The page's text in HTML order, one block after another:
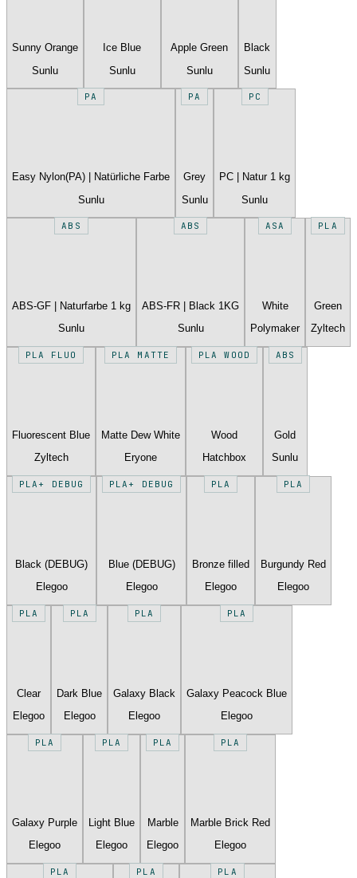
Sunny Orange
Sunlu
Ice Blue
Sunlu
Apple Green
Sunlu
Black
Sunlu
PA
Easy Nylon(PA) | Natürliche Farbe
Sunlu
PA
Grey
Sunlu
PC
PC | Natur 1 kg
Sunlu
ABS
ABS-GF | Naturfarbe 1 kg
Sunlu
ABS
ABS-FR | Black 1KG
Sunlu
ASA
White
Polymaker
PLA
Green
Zyltech
PLA FLUO
Fluorescent Blue
Zyltech
PLA MATTE
Matte Dew White
Eryone
PLA WOOD
Wood
Hatchbox
ABS
Gold
Sunlu
PLA+ DEBUG
Black (DEBUG)
Elegoo
PLA+ DEBUG
Blue (DEBUG)
Elegoo
PLA
Bronze filled
Elegoo
PLA
Burgundy Red
Elegoo
PLA
Clear
Elegoo
PLA
Dark Blue
Elegoo
PLA
Galaxy Black
Elegoo
PLA
Galaxy Peacock Blue
Elegoo
PLA
Galaxy Purple
Elegoo
PLA
Light Blue
Elegoo
PLA
Marble
Elegoo
PLA
Marble Brick Red
Elegoo
PLA PLA PLA